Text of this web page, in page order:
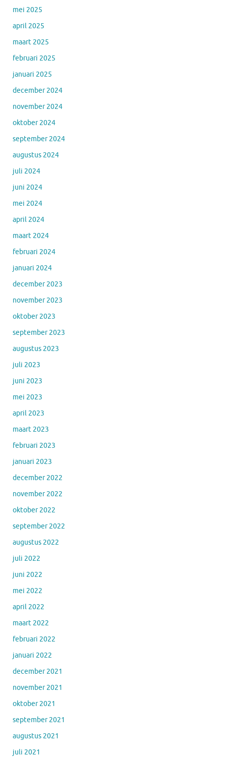
mei 2025
april 2025
maart 2025
februari 2025
januari 2025
december 2024
november 2024
oktober 2024
september 2024
augustus 2024
juli 2024
juni 2024
mei 2024
april 2024
maart 2024
februari 2024
januari 2024
december 2023
november 2023
oktober 2023
september 2023
augustus 2023
juli 2023
juni 2023
mei 2023
april 2023
maart 2023
februari 2023
januari 2023
december 2022
november 2022
oktober 2022
september 2022
augustus 2022
juli 2022
juni 2022
mei 2022
april 2022
maart 2022
februari 2022
januari 2022
december 2021
november 2021
oktober 2021
september 2021
augustus 2021
juli 2021